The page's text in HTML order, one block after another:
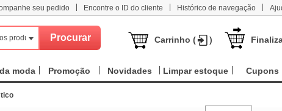
seu pedido Encontre o ID do cliente Histórico de navegação
produtos Carrinho ( )
moda Promoção Novidades Limpar estoque Cupons